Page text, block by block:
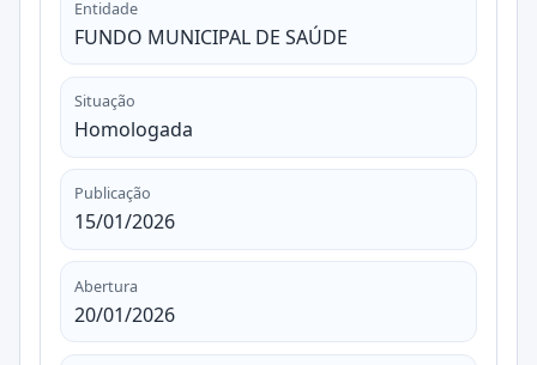
Entidade
FUNDO MUNICIPAL DE SAÚDE
Situação
Homologada
Publicação
15/01/2026
Abertura
20/01/2026